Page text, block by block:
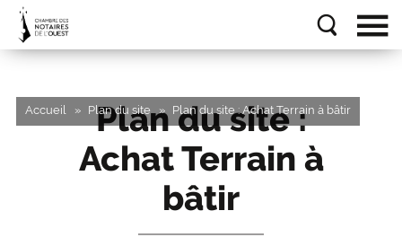
Accueil Plan du site Plan du site : Achat Terrain à bâtir
Plan du site :
Achat Terrain à
bâtir